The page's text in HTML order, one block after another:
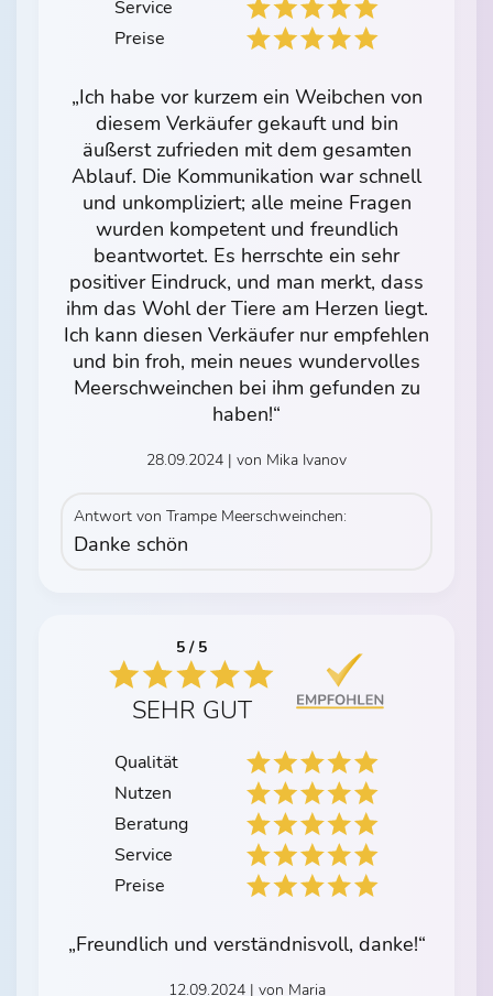
Service
Preise
„Ich habe vor kurzem ein Weibchen von
diesem Verkäufer gekauft und bin
äußerst zufrieden mit dem gesamten
Ablauf. Die Kommunikation war schnell
und unkompliziert; alle meine Fragen
wurden kompetent und freundlich
beantwortet. Es herrschte ein sehr
positiver Eindruck, und man merkt, dass
ihm das Wohl der Tiere am Herzen liegt.
Ich kann diesen Verkäufer nur empfehlen
und bin froh, mein neues wundervolles
Meerschweinchen bei ihm gefunden zu
haben!“
28.09.2024 | von Mika Ivanov
Antwort von Trampe Meerschweinchen:
Danke schön
5 / 5
SEHR GUT
Qualität
Nutzen
Beratung
Service
Preise
„Freundlich und verständnisvoll, danke!“
12.09.2024 | von Maria